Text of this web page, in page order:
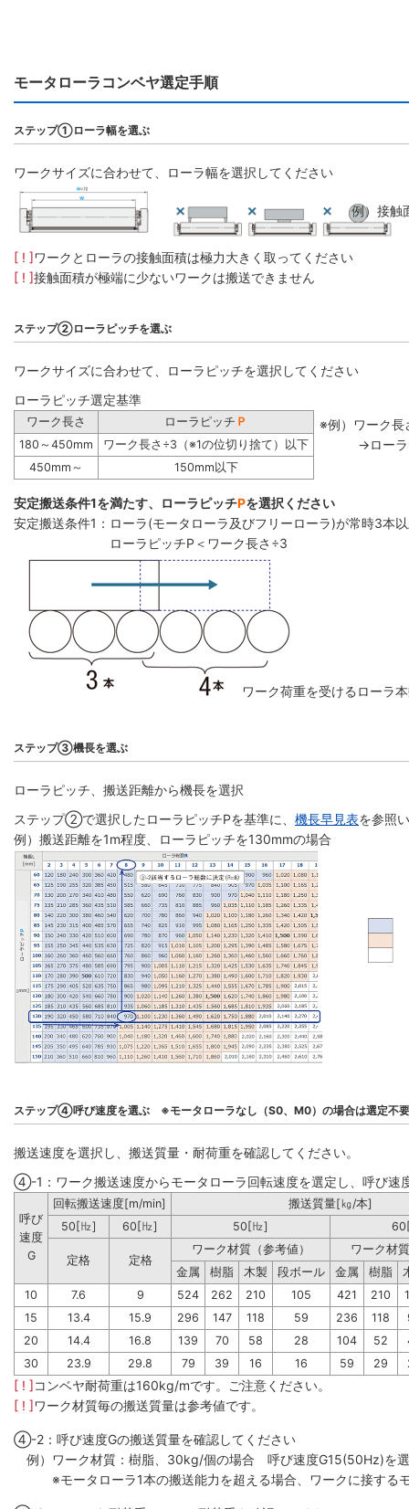
モータローラコンベヤ選定手順
ステップ①ローラ幅を選ぶ
ワークサイズに合わせて、ローラ幅を選択してください
例）接触
[ ! ]ワークとローラの接触面積は極力大きく取ってください
[ ! ]接触面積が極端に少ないワークは搬送できません
ステップ②ローラピッチを選ぶ
ワークサイズに合わせて、ローラピッチを選択してください
ローラピッチ選定基準
ワーク長さ ローラピッチ Ｐ
180～450mm
ワーク長さ÷3（※1の位切り捨て）以下
450mm～
150mm以下
※例）ワーク
→ローラ
安定搬送条件1を満たす、ローラピッチPを選択ください
安定搬送条件1：ローラ(モータローラ及びフリーローラ)が常時3本
ローラピッチP＜ワーク長さ÷3
ワーク荷重を受けるローラ
ステップ③機長を選ぶ
ローラピッチ、搬送距離から機長を選択
ステップ②で選択したローラピッチPを基準に、 機長早見表を参照
例）搬送距離を1m程度、ローラピッチを130mmの場合
ステップ④呼び速度を選ぶ ※モータローラなし（S0、M0）の場合は選定不
搬送速度を選択し、搬送質量・耐荷重を確認してください。
④-1：ワーク搬送速度からモータローラ回転速度を選定し、呼び速
呼び
速度
G
回転搬送速度[m/min]
搬送質量[㎏/本]
50[㎐]
60[㎐] 50[㎐]
定格 定格
ワーク材質（参考値）
ワーク材
金属
樹脂 木製 段ボール 金属 樹脂
10
7.6 9 524 262 210 105 421 210
15
13.4 15.9 296 147 118 59 236 118
20
14.4 16.8 139 70 58 28 104 52
30
23.9 29.8 79 39 16 16 59 29
[ ! ]コンベヤ耐荷重は160kg/mです。ご注意ください。
[ ! ]ワーク材質毎の搬送質量は参考値です。
④-2：呼び速度Gの搬送質量を確認してください
例）ワーク材質：樹脂、30kg/個の場合 呼び速度G15(50Hz)を
※モータローラ1本の搬送能力を超える場合、ワークに接するモ